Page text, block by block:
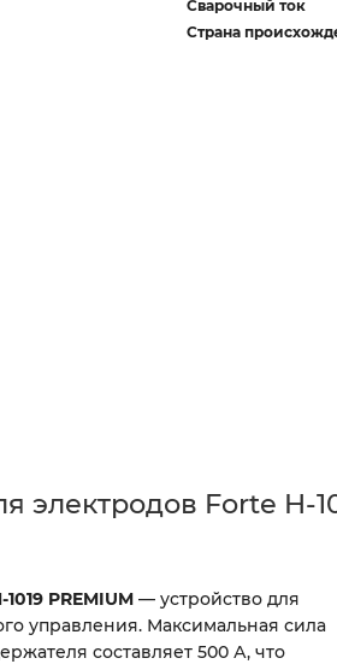
Сварочный ток
Страна
электродов Forte H-
PREMIUM — устройство для
управления. Максимальная сила
составляет 500 А, что